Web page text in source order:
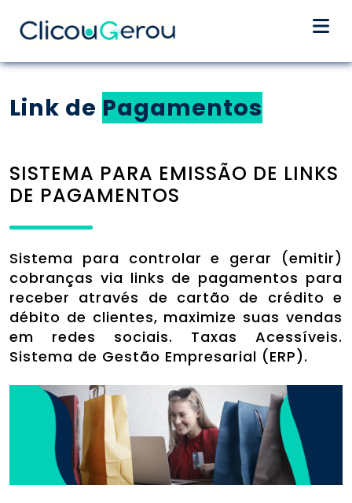
Home
Segmentos
Funcionalidades
Planos
Contato
Criar
conta
Entrar
Link de Pagamentos
SISTEMA PARA EMISSÃO DE LINKS
DE PAGAMENTOS
Sistema para controlar e gerar (emitir)
cobranças via links de pagamentos para
receber através de cartão de crédito e
débito de clientes, maximize suas vendas
em redes sociais. Taxas Acessíveis.
Sistema de Gestão Empresarial (ERP).